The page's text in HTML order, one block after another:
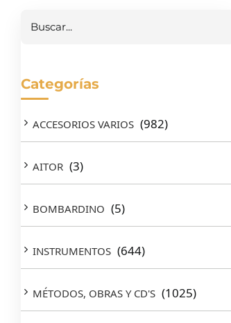
Categorías
ACCESORIOS VARIOS (982)
AITOR (3)
BOMBARDINO (5)
INSTRUMENTOS (644)
MÉTODOS, OBRAS Y CD'S (1025)